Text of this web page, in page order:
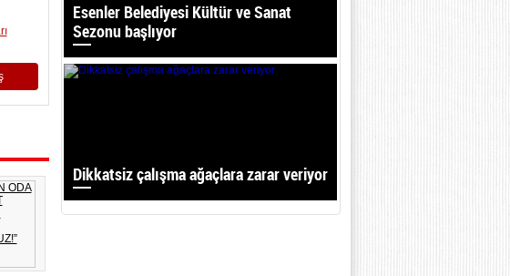
Esenler Belediyesi Kültür ve Sanat
Sezonu başlıyor
Dikkatsiz çalışma ağaçlara zarar veriyor